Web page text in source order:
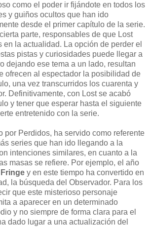
como el poder ir fijándote en todos los
y guiños ocultos que han ido
desde el primer capítulo de la serie.
parte, responsables de que Lost
en la actualidad. La opción de perder el
pistas y curiosidades puede llegar a
dejando ese tema a un lado, resultan
ofrecen al espectador la posibilidad de
una vez transcurridos los cuarenta y
Definitivamente, con Lost se acabó
y tener que esperar hasta el siguiente
entretenido con la serie.
por Perdidos, ha servido como referente
series que han ido llegando a la
intenciones similares, en cuanto a la
masas se refiere. Por ejemplo, el año
Fringe y en este tiempo ha convertido en
la búsqueda del Observador. Para los
que este misterioso personaje
a aparecer en un determinado
y no siempre de forma clara para el
dado lugar a una actualización del